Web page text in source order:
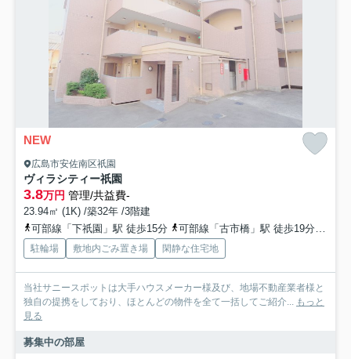
NEW
広島市安佐南区祇園
ヴィラシティー祇園
3.8万円 管理/共益費-
23.94㎡ (1K) /築32年 /3階建
可部線「下祇園」駅 徒歩15分
可部線「古市橋」駅 徒歩19分
駐輪場 敷地内ごみ置き場 閑静な住宅地
当社サニースポットは大手ハウスメーカー様及び、地場不動産業者様と
独自の提携をしており、ほとんどの物件を全て一括してご紹介... もっと
見る
募集中の部屋